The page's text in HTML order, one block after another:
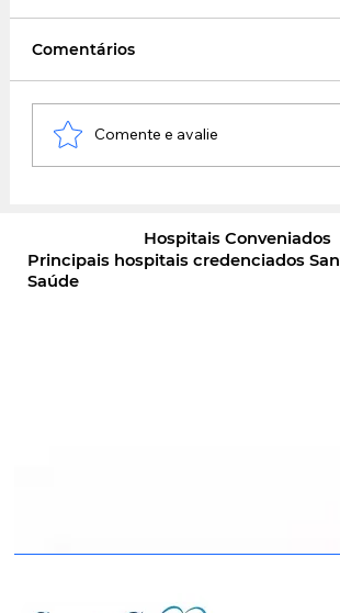
Comentários
Comente e avalie
Hospitais Conveniados
Principais hospitais credenciados
Saúde